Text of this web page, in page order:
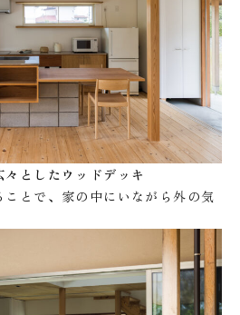
としたウッドデッキ
ことで、家の中にいながら外の気